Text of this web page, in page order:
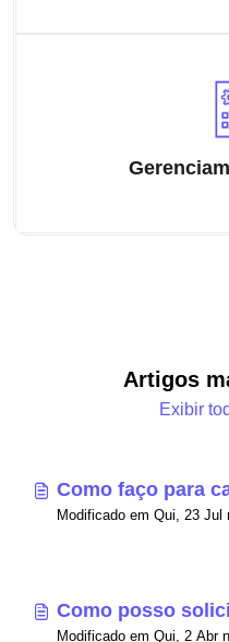
Artigos
Exibir
Como faço para
Como posso